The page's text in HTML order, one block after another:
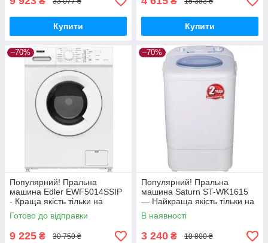
Купити Купити
–70%
Популярний! Пральна
машина Edler EWF5014SSIP
- Краща якість тільки на
Nukleon.com.ua
Готово до відправки
9 225 ₴ 30 750 ₴
–70%
Популярний! Пральна
машина Saturn ST-WK1615
— Найкраща якість тільки на
Nukleon.com.ua
В наявності
3 240 ₴ 10 800 ₴